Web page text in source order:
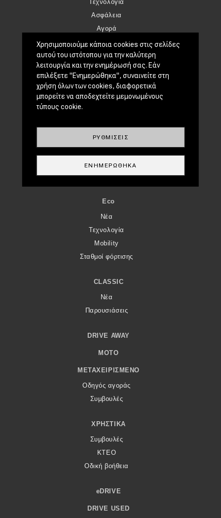
Τεχνολογία
Ασφάλεια
Αγορά
Απόψεις
TEST DRIVE
Δοκιμή
Αποστολή
ΑΓΏΝΕΣ
Formula 1
WRC
Motorsport
Eco
Νέα
Τεχνολογία
Mobility
Σταθμοί φόρτισης
CLASSIC
Νέα
Παρουσιάσεις
DRIVE AWAY
MOTO
ΜΕΤΑΧΕΙΡΙΣΜΈΝΟ
Οδηγός αγοράς
Συμβουλές
ΧΡΗΣΤΙΚΆ
Συμβουλές
ΚΤΕΟ
Οδική βοήθεια
eDRIVE
DRIVE USED
Χρησιμοποιούμε κάποια cookies στις σελίδες
αυτού του ιστότοπου για την καλύτερη
λειτουργία και την ενημέρωσή σας. Εάν
επιλέξετε "Ενημερώθηκα", συναινείτε στη
χρήση όλων των cookies, διαφορετικά
μπορείτε να αποδεχτείτε μεμονωμένους
τύπους cookie.
ΡΥΘΜΊΣΕΙΣ
ΕΝΗΜΕΡΏΘΗΚΑ